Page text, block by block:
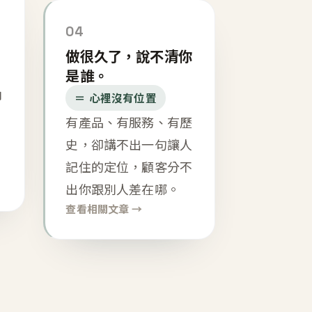
04
做很久了，說不清你
是誰。
＝ 心裡沒有位置
有產品、有服務、有歷
史，卻講不出一句讓人
記住的定位，顧客分不
出你跟別人差在哪。
查看相關文章 →